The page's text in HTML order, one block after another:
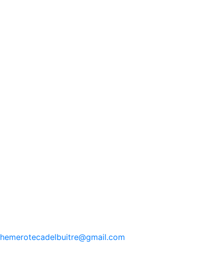
hemerotecadelbuitre@gmail.com